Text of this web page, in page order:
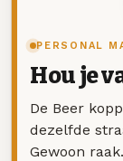
PERSONAL
Hou je
De Beer
dezelfde
Gewoon raak.